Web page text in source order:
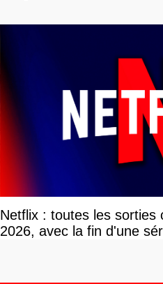
Netflix : toutes les sorties
2026, avec la fin d'une